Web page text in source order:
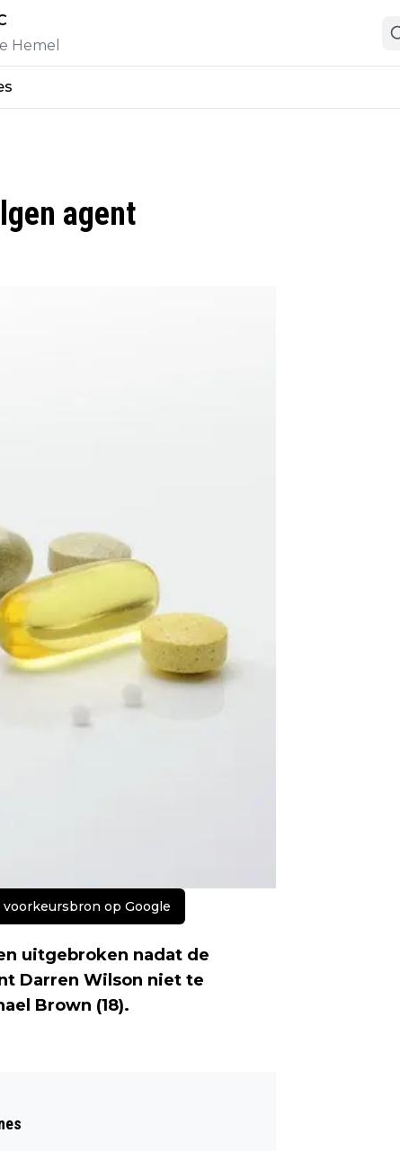
Hemel
agent
voorkeursbron op Google
uitgebroken nadat de
Darren Wilson niet te
Brown (18).
FERGUSON